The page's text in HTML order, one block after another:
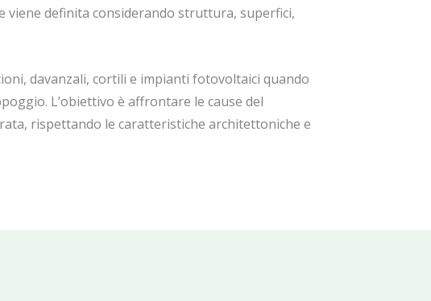
viene definita considerando struttura, superfici,
davanzali, cortili e impianti fotovoltaici quando
L’obiettivo è affrontare le cause del
rispettando le caratteristiche architettoniche e